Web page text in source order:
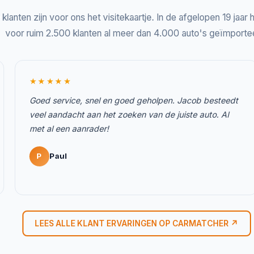
zijn voor ons het visitekaartje. In de afgelopen 19 jaar
voor ruim 2.500 klanten al meer dan 4.000 auto's
★★★★★
Goed service, snel en goed geholpen. Jacob besteedt
veel aandacht aan het zoeken van de juiste auto. Al
met al een aanrader!
P Paul
LEES ALLE KLANT ERVARINGEN OP CARMATCHER ↗